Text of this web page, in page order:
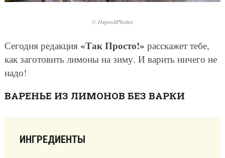
© DepositPhotos
Сегодня редакция «Так Просто!» расскажет тебе,
как заготовить лимоны на зиму. И варить ничего не
надо!
ВАРЕНЬЕ ИЗ ЛИМОНОВ БЕЗ ВАРКИ
ИНГРЕДИЕНТЫ